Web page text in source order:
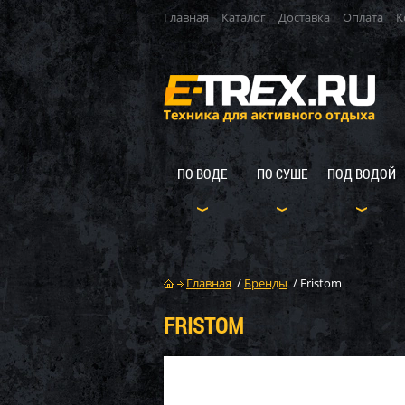
Главная Каталог Доставка Оплата
ПО ВОДЕ ПО СУШЕ ПОД ВОДОЙ
Главная / Бренды / Fristom
FRISTOM